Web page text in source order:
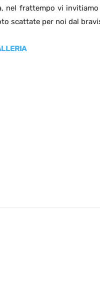
nel frattempo vi
scattate per noi dal